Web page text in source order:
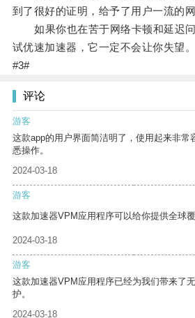
到了很好的证明，给予了用户一流的网
如果你也在苦于网络卡顿和延迟问
试优速加速器，它一定不会让你失望。
#3#
评论
游客
这款app的用户界面简洁明了，使用起来非常
悉操作。
2024-03-18
游客
这款加速器VPM应用程序可以给你提供全球
2024-03-18
游客
这款加速器VPM应用程序已经为我们带来了
护。
2024-03-18